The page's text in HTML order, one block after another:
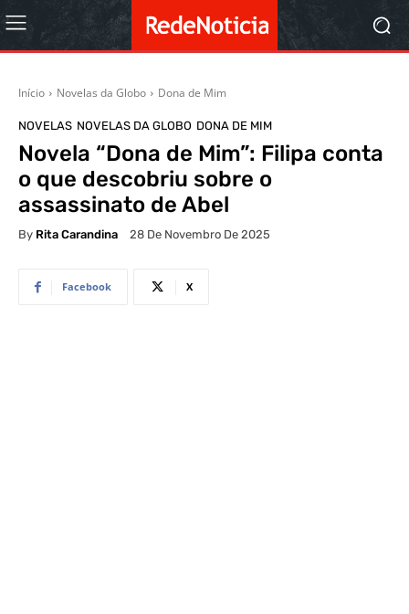
Início Novelas da Globo Dona de Mim
NOVELAS NOVELAS DA GLOBO DONA DE MIM
Novela “Dona de Mim”: Filipa conta
o que descobriu sobre o
assassinato de Abel
By Rita Carandina 28 De Novembro De 2025
Facebook X